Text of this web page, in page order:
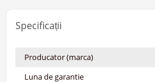
Specificații
Producator (marca)
Luna de garantie